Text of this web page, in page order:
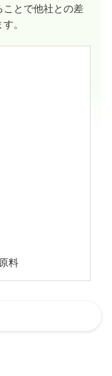
ことで他社との差
。
料